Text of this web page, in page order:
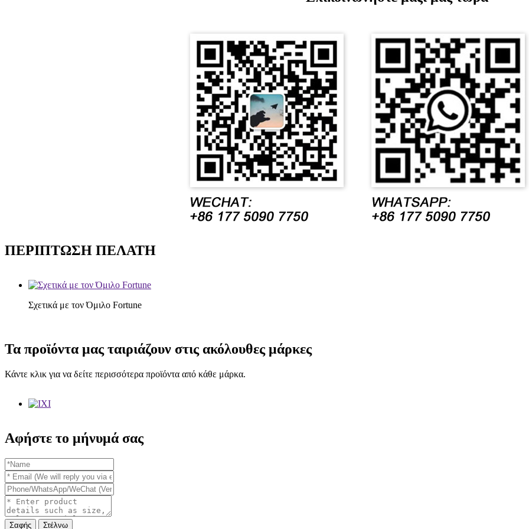
ΠΕΡΙΠΤΩΣΗ ΠΕΛΑΤΗ
Σχετικά με τον Όμιλο Fortune
Τα προϊόντα μας ταιριάζουν στις ακόλουθες μάρκες
Κάντε κλικ για να δείτε περισσότερα προϊόντα από κάθε μάρκα.
Αφήστε το μήνυμά σας
Σαφής Στέλνω